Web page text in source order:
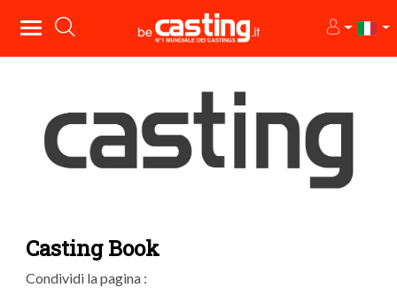
Casting Book
Condividi la pagina :